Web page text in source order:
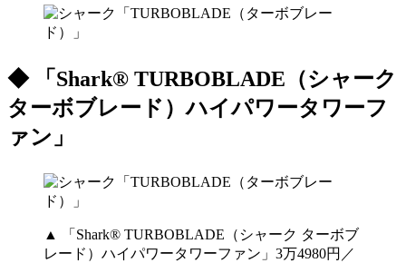
◆
「Shark® TURBOBLADE（シャーク
ターボブレード）ハイパワータワーフ
ァン」
▲ 「Shark® TURBOBLADE（シャーク ターボブ
レード）ハイパワータワーファン」3万4980円／